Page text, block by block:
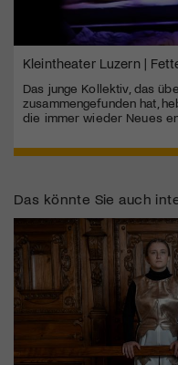
Kleintheater Luzern |
Das junge Kollektiv, das
zusammengefunden hat,
die immer wieder Neues
Das könnte Sie auch